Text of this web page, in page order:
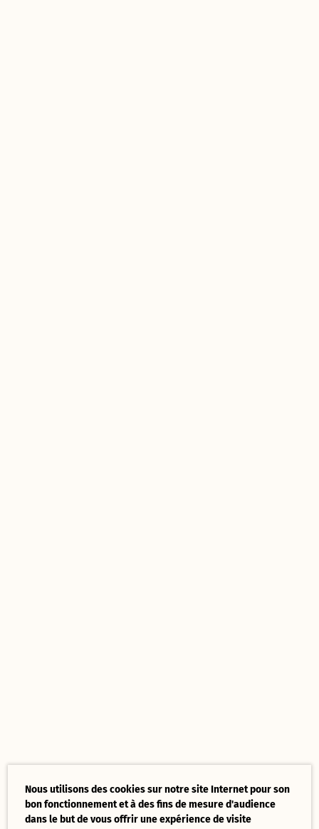
Nous utilisons des cookies sur notre site Internet pour son
bon fonctionnement et à des fins de mesure d'audience
dans le but de vous offrir une expérience de visite